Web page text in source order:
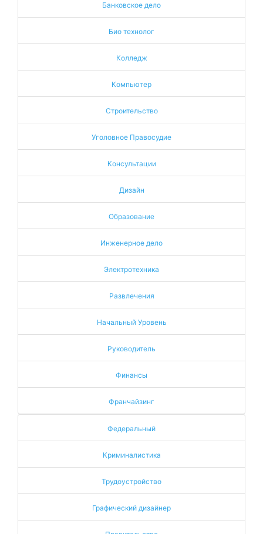
Банковское дело
Био технолог
Колледж
Компьютер
Строительство
Уголовное Правосудие
Консультации
Дизайн
Образование
Инженерное дело
Электротехника
Развлечения
Начальный Уровень
Руководитель
Финансы
Франчайзинг
Федеральный
Криминалистика
Трудоустройство
Графический дизайнер